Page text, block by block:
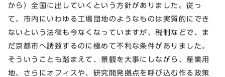
から）全国に出していくという方針がありました。従っ
て、市内にいわゆる工場団地のようなものは実質的にでき
ないという法律も今なくなっていますが、税制などで、ま
だ京都市へ誘致するのに極めて不利な条件がありました。
そういうことも踏まえて、景観を大事にしながら、産業用
地、さらにオフィスや、研究開発拠点を呼び込む作る政策